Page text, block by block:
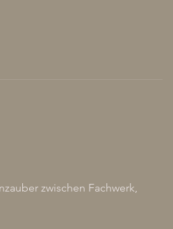
zwischen Fachwerk,